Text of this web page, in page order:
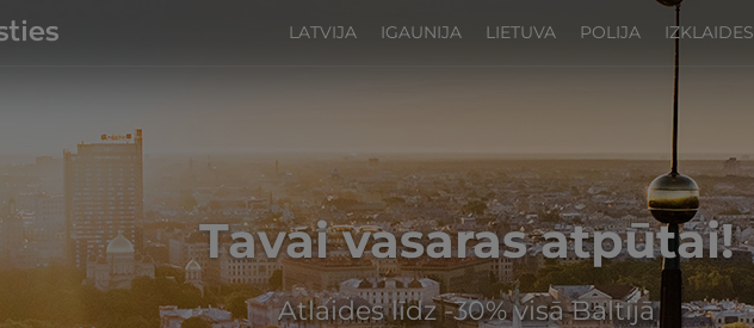
LATVIJA IGAUNIJA LIETUVA POLIJA IZKLAIDES
Tavai vasaras atpūtai!
Atlaides līdz -30% visā Baltijā